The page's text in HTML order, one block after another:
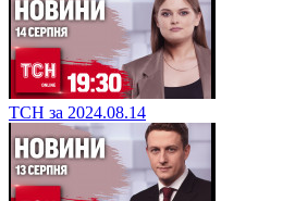
ТСН за 2024.08.14